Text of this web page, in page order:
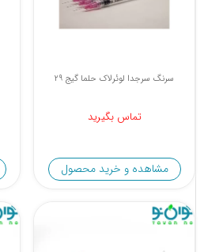
سرنگ سرجدا لوئرلاک حلما گیج 29
تماس بگیرید
مشاهده و خرید محصول